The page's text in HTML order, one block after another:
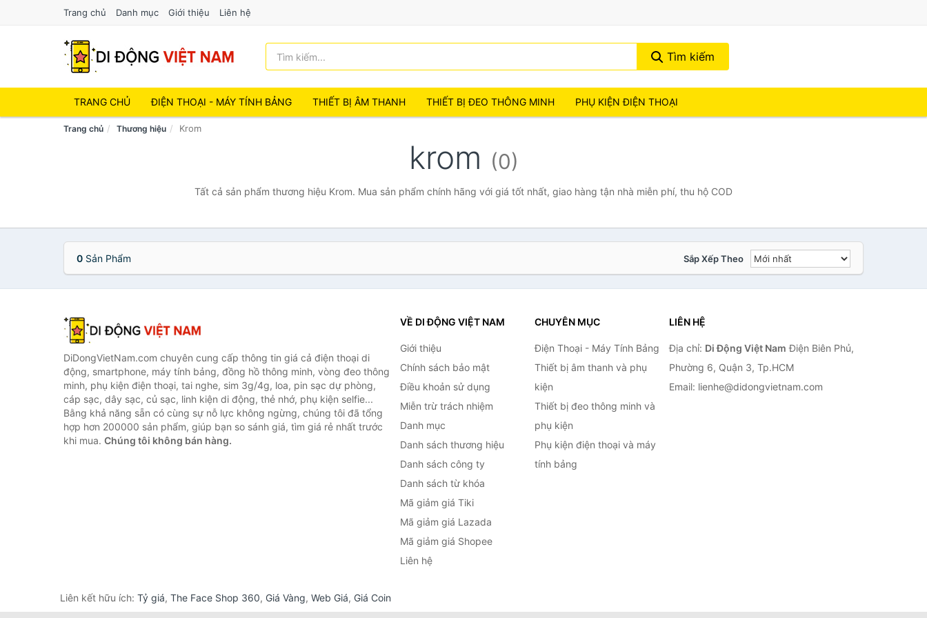
Trang chủ Danh mục Giới thiệu Liên hệ
Tìm kiếm
TRANG CHỦ ĐIỆN THOẠI - MÁY TÍNH BẢNG THIẾT BỊ ÂM THANH THIẾT BỊ ĐEO THÔNG MINH PHỤ KIỆN ĐIỆN THOẠI
Trang chủ Thương hiệu Krom
krom (0)
Tất cả sản phẩm thương hiệu Krom. Mua sản phẩm chính hãng với giá tốt nhất, giao hàng tận nhà miễn phí, thu hộ COD
0 Sản Phẩm Sắp Xếp Theo
DiDongVietNam.com chuyên cung cấp thông tin giá cả điện thoại di
động, smartphone, máy tính bảng, đồng hồ thông minh, vòng đeo thông
minh, phụ kiện điện thoại, tai nghe, sim 3g/4g, loa, pin sạc dự phòng,
cáp sạc, dây sạc, củ sạc, linh kiện di động, thẻ nhớ, phụ kiện selfie...
Bằng khả năng sẵn có cùng sự nỗ lực không ngừng, chúng tôi đã tổng
hợp hơn 200000 sản phẩm, giúp bạn so sánh giá, tìm giá rẻ nhất trước
khi mua. Chúng tôi không bán hàng.
VỀ DI ĐỘNG VIỆT NAM
Giới thiệu
Chính sách bảo mật
Điều khoản sử dụng
Miễn trừ trách nhiệm
Danh mục
Danh sách thương hiệu
Danh sách công ty
Danh sách từ khóa
Mã giảm giá Tiki
Mã giảm giá Lazada
Mã giảm giá Shopee
Liên hệ
CHUYÊN MỤC
Điện Thoại - Máy Tính Bảng
Thiết bị âm thanh và phụ
kiện
Thiết bị đeo thông minh và
phụ kiện
Phụ kiện điện thoại và máy
tính bảng
LIÊN HỆ
Địa chỉ: Di Động Việt Nam Điện Biên Phủ,
Phường 6, Quận 3, Tp.HCM
Email: lienhe@didongvietnam.com
Liên kết hữu ích: Tỷ giá, The Face Shop 360, Giá Vàng, Web Giá, Giá Coin